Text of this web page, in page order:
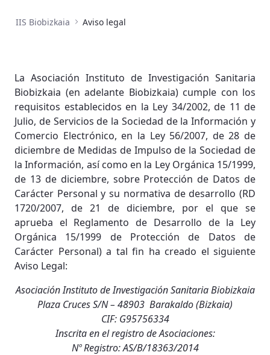
IIS Biobizkaia Aviso legal
La Asociación Instituto de Investigación Sanitaria
Biobizkaia (en adelante Biobizkaia) cumple con los
requisitos establecidos en la Ley 34/2002, de 11 de
Julio, de Servicios de la Sociedad de la Información y
Comercio Electrónico, en la Ley 56/2007, de 28 de
diciembre de Medidas de Impulso de la Sociedad de
la Información, así como en la Ley Orgánica 15/1999,
de 13 de diciembre, sobre Protección de Datos de
Carácter Personal y su normativa de desarrollo (RD
1720/2007, de 21 de diciembre, por el que se
aprueba el Reglamento de Desarrollo de la Ley
Orgánica 15/1999 de Protección de Datos de
Carácter Personal) a tal fin ha creado el siguiente
Aviso Legal:
Asociación Instituto de Investigación Sanitaria Biobizkaia
Plaza Cruces S/N – 48903 Barakaldo (Bizkaia)
CIF: G95756334
Inscrita en el registro de Asociaciones:
Nº Registro: AS/B/18363/2014